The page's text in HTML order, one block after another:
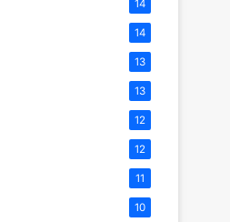
14
14
13
13
12
12
11
10